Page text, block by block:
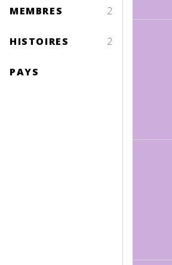
MEMBRES 2
HISTOIRES 2
PAYS